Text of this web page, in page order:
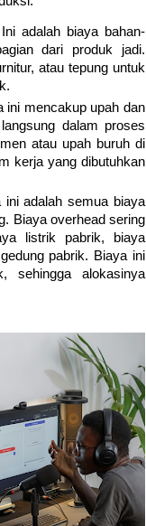
adalah biaya bahan-
dari produk jadi.
atau tepung untuk
ini mencakup upah dan
dalam proses
atau upah buruh di
kerja yang dibutuhkan
ini adalah semua biaya
Biaya overhead sering
listrik pabrik, biaya
pabrik. Biaya ini
sehingga alokasinya